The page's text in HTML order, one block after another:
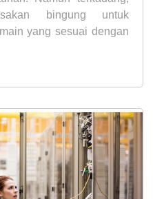
bingung untuk
yang sesuai dengan